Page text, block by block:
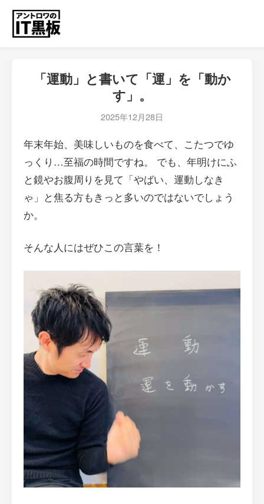
「運動」と書いて「運」を「動か
す」。
2025年12月28日
年末年始、美味しいものを食べて、こたつでゆ
っくり…至福の時間ですね。 でも、年明けにふ
と鏡やお腹周りを見て「やばい、運動しなき
ゃ」と焦る方もきっと多いのではないでしょう
か。
そんな人にはぜひこの言葉を！